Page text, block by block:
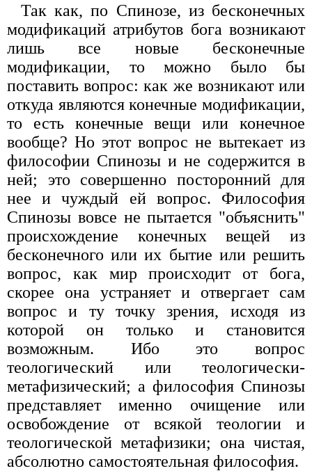
Так как, по Спинозе, из бесконечных
модификаций атрибутов бога возникают
лишь все новые бесконечные
модификации, то можно было бы
поставить вопрос: как же возникают или
откуда являются конечные модификации,
то есть конечные вещи или конечное
вообще? Но этот вопрос не вытекает из
философии Спинозы и не содержится в
ней; это совершенно посторонний для
нее и чуждый ей вопрос. Философия
Спинозы вовсе не пытается "объяснить"
происхождение конечных вещей из
бесконечного или их бытие или решить
вопрос, как мир происходит от бога,
скорее она устраняет и отвергает сам
вопрос и ту точку зрения, исходя из
которой он только и становится
возможным. Ибо это вопрос
теологический или теологически-
метафизический; а философия Спинозы
представляет именно очищение или
освобождение от всякой теологии и
теологической метафизики; она чистая,
абсолютно самостоятельная философия.